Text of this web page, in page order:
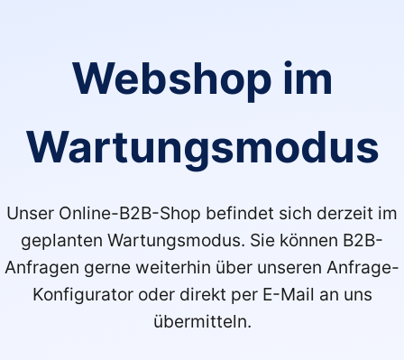
Webshop im
Wartungsmodus
Unser Online-B2B-Shop befindet sich derzeit im
geplanten Wartungsmodus. Sie können B2B-
Anfragen gerne weiterhin über unseren Anfrage-
Konfigurator oder direkt per E-Mail an uns
übermitteln.